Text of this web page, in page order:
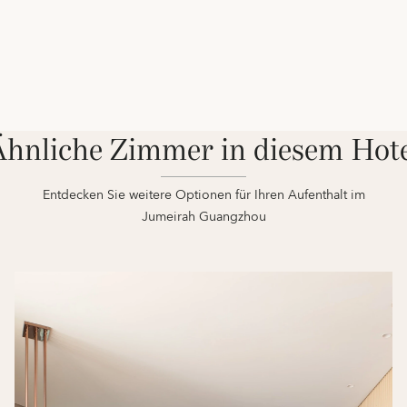
Zimmer in diesem
Entdecken Sie weitere Optionen für Ihren Aufenthalt im
Jumeirah Guangzhou